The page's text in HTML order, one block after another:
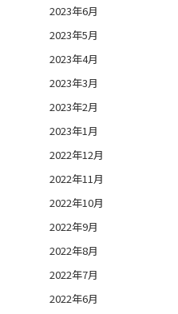
2023年6月
2023年5月
2023年4月
2023年3月
2023年2月
2023年1月
2022年12月
2022年11月
2022年10月
2022年9月
2022年8月
2022年7月
2022年6月